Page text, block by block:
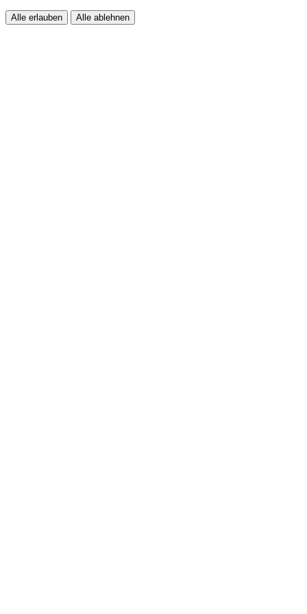
Alle erlauben Alle ablehnen